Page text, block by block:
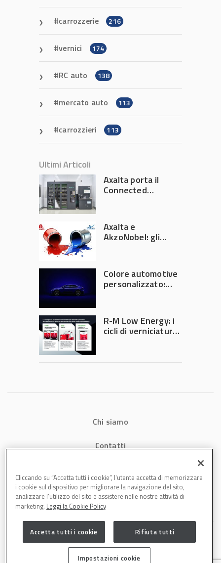
carrozzerie 216
vernici 174
RC auto 138
mercato auto 113
carrozzieri 113
Ultimi Articoli
Axalta porta il
Connected
Automechanika
Frankfurt 2026
Axalta e
AkzoNobel: gli
Colore automotive
personalizzato:
diventa ingegneria
di precisione
R-M Low Energy: i
cicli di verniciatura
tempi e costi in
Chi siamo
Contatti
Cookies
Cliccando su “Accetta tutti i cookie”, l'utente accetta di memorizzare
i cookie sul dispositivo per migliorare la navigazione del sito,
analizzare l'utilizzo del sito e assistere nelle nostre attività di
marketing. Leggi la Cookie Policy
Accetta tutti i cookie Rifiuta tutti
Impostazioni cookie